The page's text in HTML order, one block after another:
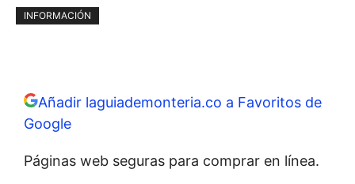
INFORMACIÓN
Añadir laguiademonteria.co a Favoritos de
Google
Páginas web seguras para comprar en línea.